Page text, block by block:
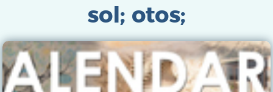
sol; otos;